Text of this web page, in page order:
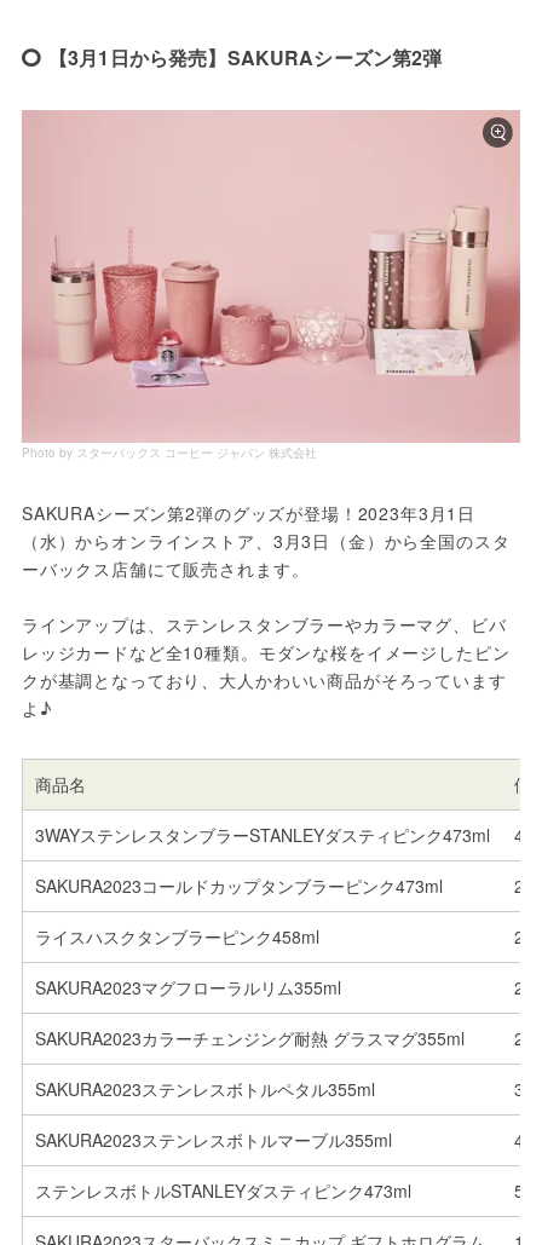
【3月1日から発売】SAKURAシーズン第2弾
Photo by スターバックス コーヒー ジャパン 株式会社
SAKURAシーズン第2弾のグッズが登場！2023年3月1日
（水）からオンラインストア、3月3日（金）から全国のスタ
ーバックス店舗にて販売されます。
ラインアップは、ステンレスタンブラーやカラーマグ、ビバ
レッジカードなど全10種類。モダンな桜をイメージしたピン
クが基調となっており、大人かわいい商品がそろっています
よ♪
商品名 価
3WAYステンレスタンブラーSTANLEYダスティピンク473ml
SAKURA2023コールドカップタンブラーピンク473ml
ライスハスクタンブラーピンク458ml
SAKURA2023マグフローラルリム355ml
SAKURA2023カラーチェンジング耐熱 グラスマグ355ml
SAKURA2023ステンレスボトルペタル355ml
SAKURA2023ステンレスボトルマーブル355ml
ステンレスボトルSTANLEYダスティピンク473ml